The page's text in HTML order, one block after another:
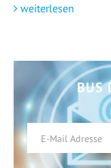
weiterlesen
BUS